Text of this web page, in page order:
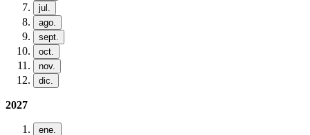
jul.
ago.
sept.
oct.
nov.
dic.
2027
ene.